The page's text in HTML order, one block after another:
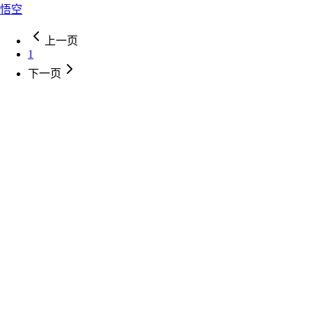
悟空
上一页
1
下一页